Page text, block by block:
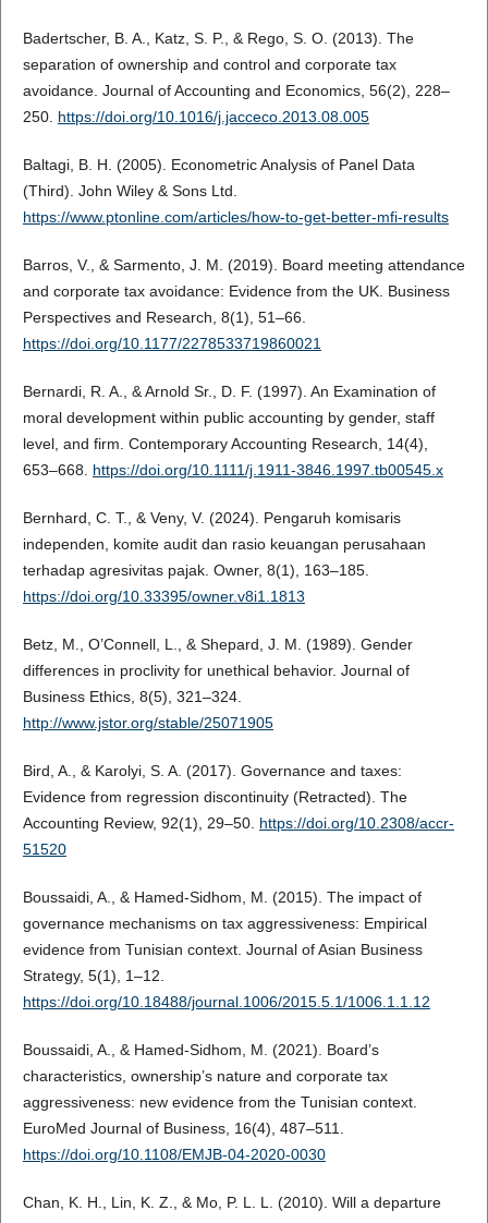
Badertscher, B. A., Katz, S. P., & Rego, S. O. (2013). The
separation of ownership and control and corporate tax
avoidance. Journal of Accounting and Economics, 56(2), 228–
250. https://doi.org/10.1016/j.jacceco.2013.08.005
Baltagi, B. H. (2005). Econometric Analysis of Panel Data
(Third). John Wiley & Sons Ltd.
https://www.ptonline.com/articles/how-to-get-better-mfi-results
Barros, V., & Sarmento, J. M. (2019). Board meeting attendance
and corporate tax avoidance: Evidence from the UK. Business
Perspectives and Research, 8(1), 51–66.
https://doi.org/10.1177/2278533719860021
Bernardi, R. A., & Arnold Sr., D. F. (1997). An Examination of
moral development within public accounting by gender, staff
level, and firm. Contemporary Accounting Research, 14(4),
653–668. https://doi.org/10.1111/j.1911-3846.1997.tb00545.x
Bernhard, C. T., & Veny, V. (2024). Pengaruh komisaris
independen, komite audit dan rasio keuangan perusahaan
terhadap agresivitas pajak. Owner, 8(1), 163–185.
https://doi.org/10.33395/owner.v8i1.1813
Betz, M., O’Connell, L., & Shepard, J. M. (1989). Gender
differences in proclivity for unethical behavior. Journal of
Business Ethics, 8(5), 321–324.
http://www.jstor.org/stable/25071905
Bird, A., & Karolyi, S. A. (2017). Governance and taxes:
Evidence from regression discontinuity (Retracted). The
Accounting Review, 92(1), 29–50. https://doi.org/10.2308/accr-
51520
Boussaidi, A., & Hamed-Sidhom, M. (2015). The impact of
governance mechanisms on tax aggressiveness: Empirical
evidence from Tunisian context. Journal of Asian Business
Strategy, 5(1), 1–12.
https://doi.org/10.18488/journal.1006/2015.5.1/1006.1.1.12
Boussaidi, A., & Hamed-Sidhom, M. (2021). Board’s
characteristics, ownership’s nature and corporate tax
aggressiveness: new evidence from the Tunisian context.
EuroMed Journal of Business, 16(4), 487–511.
https://doi.org/10.1108/EMJB-04-2020-0030
Chan, K. H., Lin, K. Z., & Mo, P. L. L. (2010). Will a departure